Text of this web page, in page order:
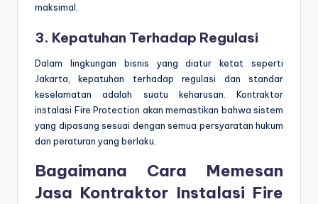
maksimal.
3. Kepatuhan Terhadap Regulasi
Dalam lingkungan bisnis yang diatur ketat seperti
Jakarta, kepatuhan terhadap regulasi dan standar
keselamatan adalah suatu keharusan. Kontraktor
instalasi Fire Protection akan memastikan bahwa sistem
yang dipasang sesuai dengan semua persyaratan hukum
dan peraturan yang berlaku.
Bagaimana Cara Memesan
Jasa Kontraktor Instalasi Fire